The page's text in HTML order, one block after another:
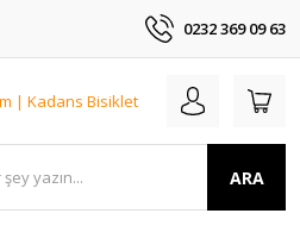
0232 369 09 63
ARA